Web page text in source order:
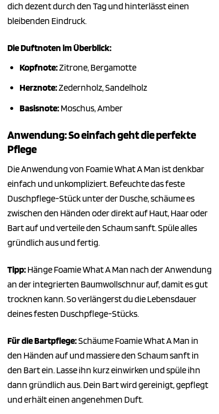
dich dezent durch den Tag und hinterlässt einen
bleibenden Eindruck.
Die Duftnoten im Überblick:
Kopfnote:Zitrone, Bergamotte
Herznote:Zedernholz, Sandelholz
Basisnote:Moschus, Amber
Anwendung: So einfach geht die perfekte
Pflege
Die Anwendung von Foamie What A Man ist denkbar
einfach und unkompliziert. Befeuchte das feste
Duschpflege-Stück unter der Dusche, schäume es
zwischen den Händen oder direkt auf Haut, Haar oder
Bart auf und verteile den Schaum sanft. Spüle alles
gründlich aus und fertig.
Tipp:Hänge Foamie What A Man nach der Anwendung
an der integrierten Baumwollschnur auf, damit es gut
trocknen kann. So verlängerst du die Lebensdauer
deines festen Duschpflege-Stücks.
Für die Bartpflege:Schäume Foamie What A Man in
den Händen auf und massiere den Schaum sanft in
den Bart ein. Lasse ihn kurz einwirken und spüle ihn
dann gründlich aus. Dein Bart wird gereinigt, gepflegt
und erhält einen angenehmen Duft.